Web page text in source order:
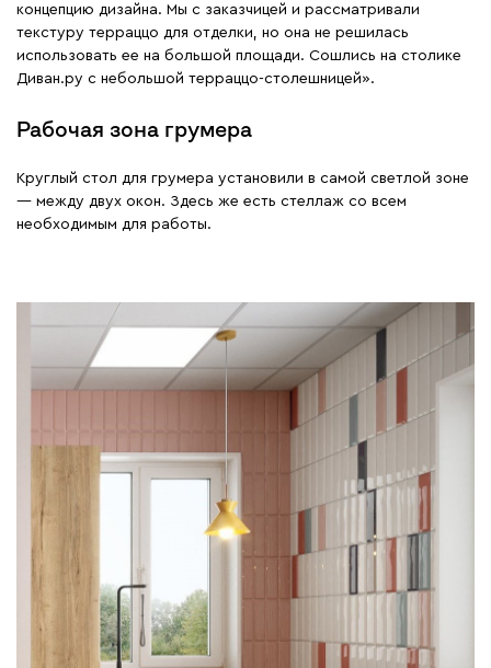
концепцию дизайна. Мы с заказчицей и рассматривали
текстуру терраццо для отделки, но она не решилась
использовать ее на большой площади. Сошлись на столике
Диван.ру с небольшой терраццо-столешницей».
Рабочая зона грумера
Круглый стол для грумера установили в самой светлой зоне
— между двух окон. Здесь же есть стеллаж со всем
необходимым для работы.